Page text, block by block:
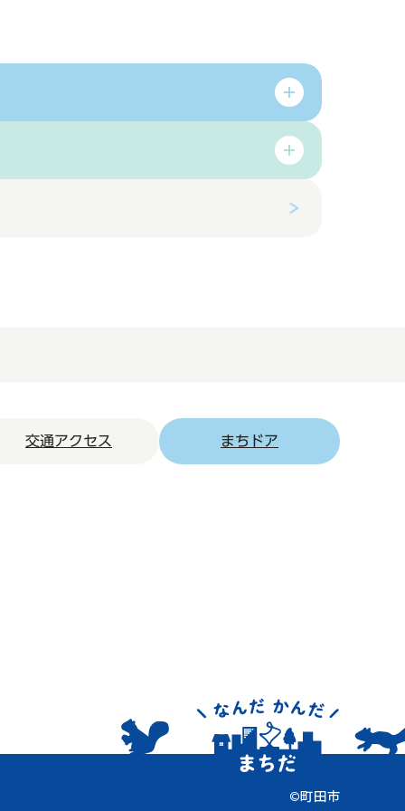
交通アクセス まちドア